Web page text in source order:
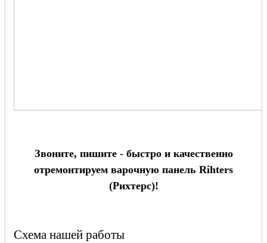
Звоните, пишите - быстро и качественно
отремонтируем варочную панель Rihters
(Рихтерс)!
Схема нашей работы